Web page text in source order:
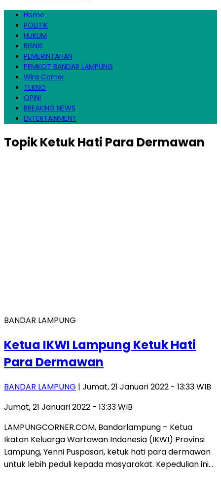
Home
POLITIK
HUKUM
BISNIS
PEMERINTAHAN
PEMKOT BANDAR LAMPUNG
Wira Corner
TEKNO
OPINI
BREAKING NEWS
ENTERTAINMENT
TopikKetuk Hati Para Dermawan
BANDAR LAMPUNG
Ketua IKWI Lampung Ketuk Hati
Para Dermawan
BANDAR LAMPUNG | Jumat, 21 Januari 2022 - 13:33 WIB
Jumat, 21 Januari 2022 - 13:33 WIB
LAMPUNGCORNER.COM, Bandarlampung – Ketua
Ikatan Keluarga Wartawan Indonesia (IKWI) Provinsi
Lampung, Yenni Puspasari, ketuk hati para dermawan
untuk lebih peduli kepada masyarakat. Kepedulian ini…